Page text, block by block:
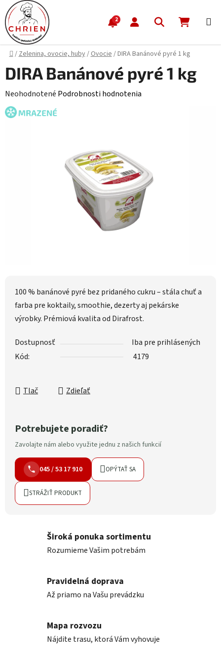
Prejsť na obsah
2 Hľadať
Domov
/Zelenina, ovocie, huby/Ovocie/DIRA Banánové pyré 1 kg
100 % banánové pyré bez pridaného cukru – stála chuť a
farba pre koktaily, smoothie, dezerty aj pekárske
výrobky. Prémiová kvalita od Dirafrost.
Dostupnosť
Iba pre prihlásených
Kód:
4179
Tlač Zdieľať
Potrebujete poradiť?
Zavolajte nám alebo využite jednu z našich funkcií
045 / 53 17 910 OPÝTAŤ SA
STRÁŽIŤ PRODUKT
DIRA Banánové pyré 1 kg
Priemerné hodnotenie produktu je 0,0 z 5 hviezdičiek.
Neohodnotené Podrobnosti hodnotenia
MRAZENÉ
Široká ponuka sortimentu
Rozumieme Vašim potrebám
Pravidelná doprava
Až priamo na Vašu prevádzku
Mapa rozvozu
Nájdite trasu, ktorá Vám vyhovuje